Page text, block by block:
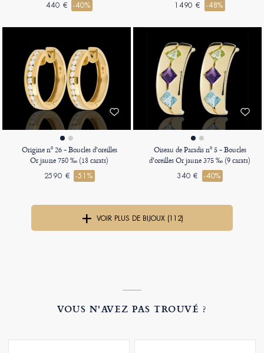
440 € -40% 1490 € -48%
Origine nº 26 - Boucles d'oreilles
Or jaune 750 ‰ (18 carats)
2590 € -51%
Oiseau de Paradis nº 5 - Boucles
d'oreilles Or jaune 375 ‰ (9 carats)
340 € -40%
VOIR PLUS DE BIJOUX (112)
VOUS N'AVEZ PAS TROUVÉ ?